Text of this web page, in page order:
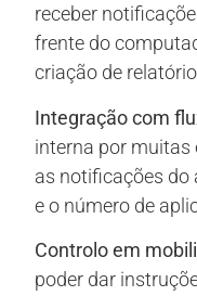
receber
frente do
criação de
Integração com
interna por muitas
as notificações do
e o número de
Controlo em
poder dar